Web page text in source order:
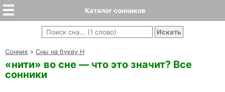
Каталог сонников
Cонник » Сны на букву Н
«нити» во сне — что это значит? Все
сонники